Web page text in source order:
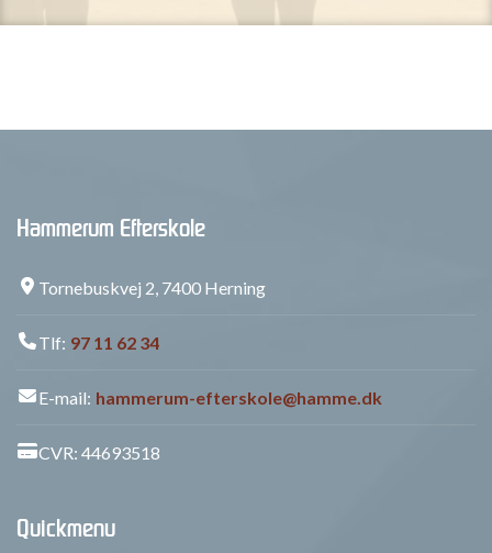
Hammerum Efterskole
Tornebuskvej 2, 7400 Herning
Tlf: 97 11 62 34
E-mail: hammerum-efterskole@hamme.dk
CVR: 44693518
Quickmenu